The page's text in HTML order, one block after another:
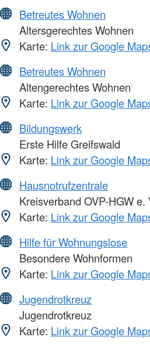
Betreutes Wohnen
Altersgerechtes Wohnen
Karte: Link zur Google
Betreutes Wohnen
Altengerechtes Wohnen
Karte: Link zur Google
Bildungswerk
Erste Hilfe Greifswald
Karte: Link zur Google
Hausnotrufzentrale
Kreisverband OVP-HGW e.
Karte: Link zur Google
Hilfe für Wohnungslose
Besondere Wohnformen
Karte: Link zur Google
Jugendrotkreuz
Jugendrotkreuz
Karte: Link zur Google